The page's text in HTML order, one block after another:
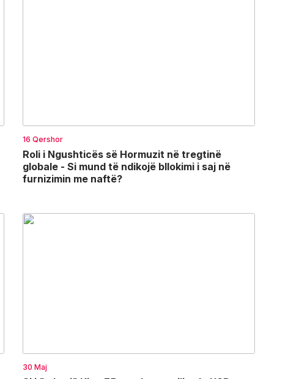
16 Qershor
Roli i Ngushticës së Hormuzit në tregtinë
globale - Si mund të ndikojë bllokimi i saj në
furnizimin me naftë?
30 Maj